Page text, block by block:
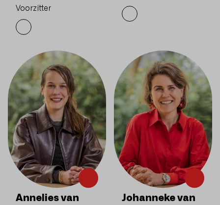
Voorzitter
Annelies van
Johanneke van